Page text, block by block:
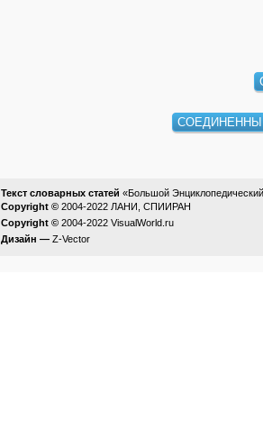
Текст словарных статей «Большой
Copyright © 2004-2022 ЛАНИ, СПИИРАН
Copyright © 2004-2022 VisualWorld.ru
Дизайн — Z-Vector